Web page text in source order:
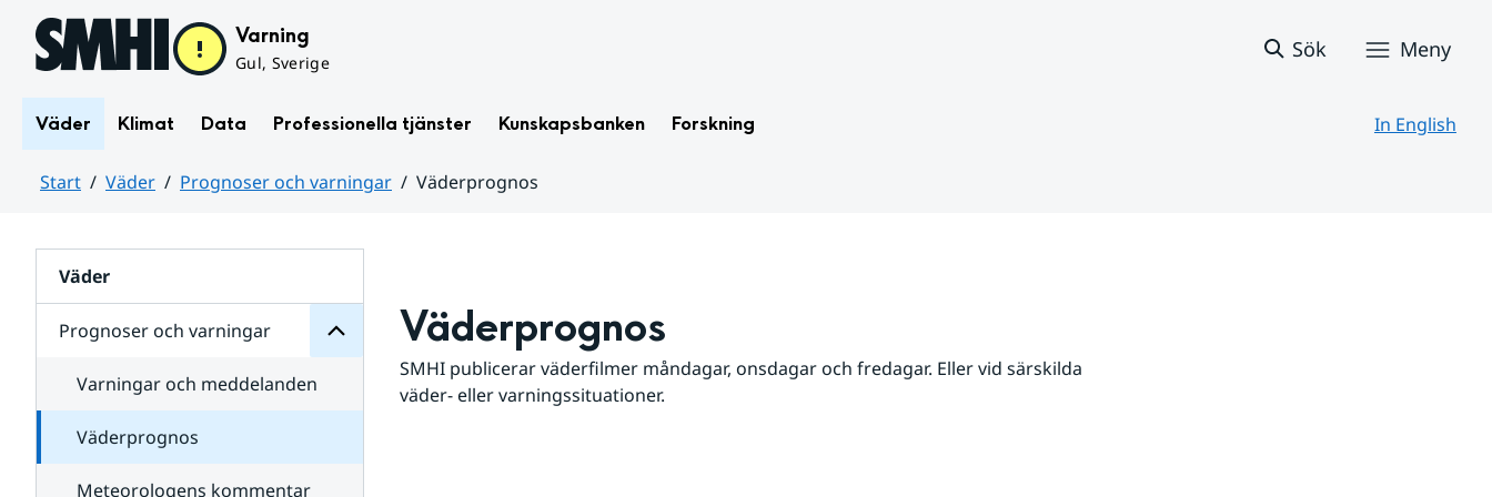
Hoppa till sidans innehåll Varning
Gul, Sverige
Sök Meny
Väder Klimat Data Professionella tjänster Kunskapsbanken Forskning In English
Start Väder Prognoser och varningar
Väderprognos
Väder
Prognoser och varningar
för
varningar
Varningar och meddelanden
Väderprognos
Meteorologens kommentar
Väderprognos
SMHI publicerar väderfilmer måndagar, onsdagar och fredagar. Eller vid särskilda
väder- eller varningssituationer.